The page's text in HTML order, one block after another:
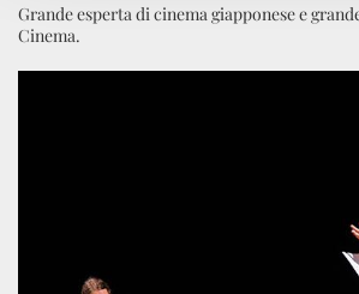
Grande esperta di cinema giapponese e
Cinema.